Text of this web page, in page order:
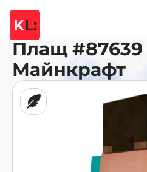
KL:
Плащ #87639
Майнкрафт